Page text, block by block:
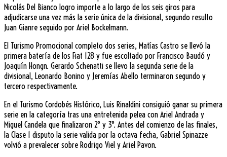
Nicolás Del Bianco logro importe a lo largo de los seis giros para
adjudicarse una vez más la serie única de la divisional, segundo resulto
Juan Gianre seguido por Ariel Bockelmann.
El Turismo Promocional completo dos series, Matías Castro se llevó la
primera batería de los Fiat 128 y fue escoltado por Francisco Baudó y
Joaquín Hongn. Gerardo Schenatti se llevo la segunda serie de la
divisional, Leonardo Bonino y Jeremías Abello terminaron segundo y
tercero respectivamente.
En el Turismo Cordobés Histórico, Luis Rinaldini consiguió ganar su primera
serie en la categoría tras una entretenida pelea con Ariel Andrada y
Miguel Candela que finalizaron 2° y 3°. Antes del comienzo de las finales,
la Clase 1 disputo la serie valida por la octava fecha, Gabriel Spinazze
volvió a prevalecer sobre Rodrigo Viel y Ariel Pavon.